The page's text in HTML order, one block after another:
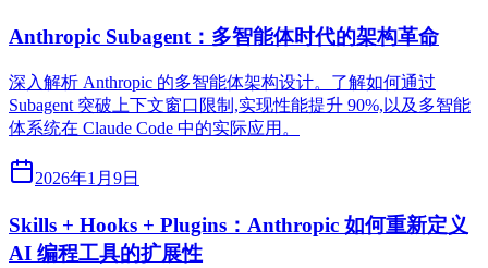
Anthropic Subagent：多智能体时代的架构革命
深入解析 Anthropic 的多智能体架构设计。了解如何通过
Subagent 突破上下文窗口限制,实现性能提升 90%,以及多智能
体系统在 Claude Code 中的实际应用。
2026年1月9日
Skills + Hooks + Plugins：Anthropic 如何重新定义
AI 编程工具的扩展性